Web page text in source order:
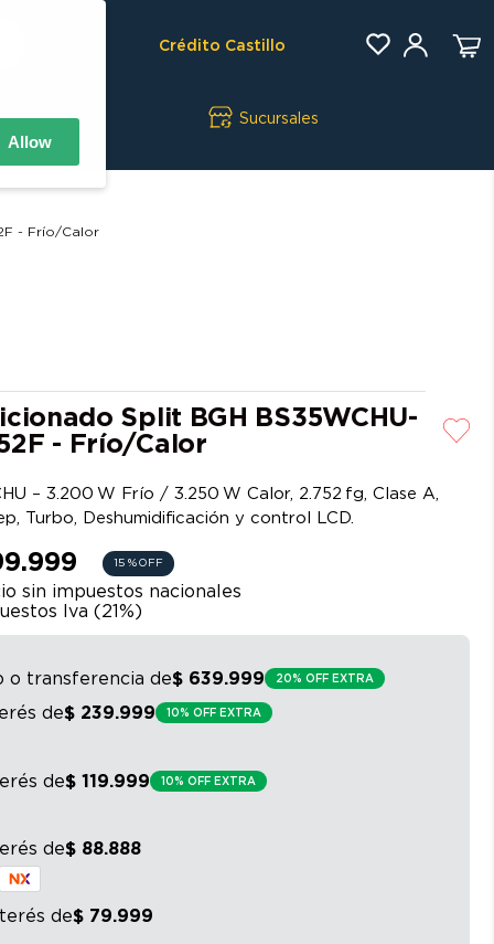
Crédito Castillo
Sucursales
- Frío/Calor
Split BGH BS35WCHU-
- Frío/Calor
– 3.200 W Frío / 3.250 W Calor, 2.752 fg, Clase A,
Turbo, Deshumidificación y control LCD.
15 % OFF
sin impuestos nacionales
Iva (21%)
o transferencia de$ 639.999 20% OFF EXTRA
de$ 239.999 10% OFF EXTRA
de$ 119.999 10% OFF EXTRA
de$ 88.888
de$ 79.999
Allow